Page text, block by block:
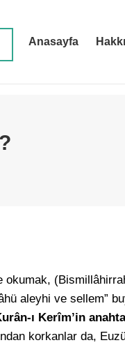
Anasayfa
aleyhi ve sellem”
ı Kerîm’in
korkanlar da,